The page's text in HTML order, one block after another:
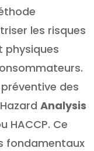
les risques
physiques
des
Analysis
HACCP. Ce
fondamentaux